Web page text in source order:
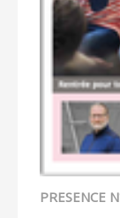
PRESENCE